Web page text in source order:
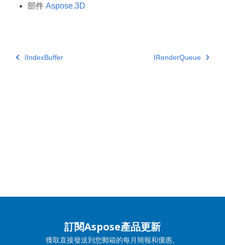
部件 Aspose.3D
IIndexBuffer IRenderQueue
訂閱Aspose產品更新
獲取直接發送到您郵箱的每月簡報和優惠。